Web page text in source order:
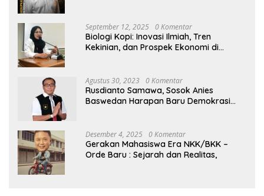
September 12, 2025 0 Komentar
Biologi Kopi: Inovasi Ilmiah, Tren
Kekinian, dan Prospek Ekonomi di
Agustus 30, 2023 0 Komentar
Rusdianto Samawa, Sosok Anies
Baswedan Harapan Baru Demokrasi
Desember 4, 2025 0 Komentar
Gerakan Mahasiswa Era NKK/BKK –
Orde Baru : Sejarah dan Realitas,